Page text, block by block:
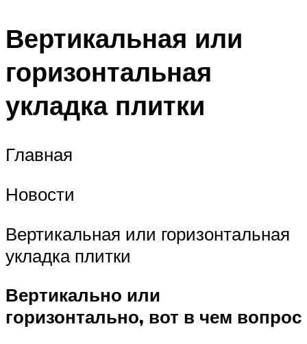
Вертикальная или
горизонтальная
укладка плитки
Главная
Новости
Вертикальная или горизонтальная
укладка плитки
Вертикально или
горизонтально, вот в чем вопрос